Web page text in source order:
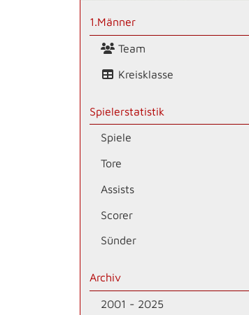
1.Männer
Team
Kreisklasse
Spielerstatistik
Spiele
Tore
Assists
Scorer
Sünder
Archiv
2001 - 2025